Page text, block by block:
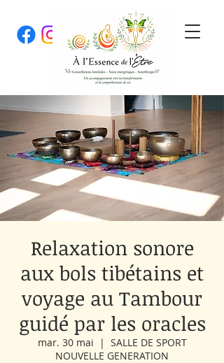
Relaxation sonore
aux bols tibétains et
voyage au Tambour
guidé par les oracles
mar. 30 mai
  |
SALLE DE SPORT
NOUVELLE GENERATION